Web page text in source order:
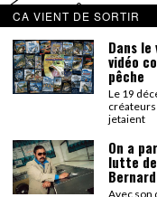
PACÔME
La séance d’Hip
La Patrie
dans
On a parlé Dolce
Bernardino
carte noire negra
On a parlé Dolce
Bernardino
CA VIENT DE SORTIR
Dans
vidéo
pêche
Le 19
créateurs
jetaient
On a
lutte
Avec son